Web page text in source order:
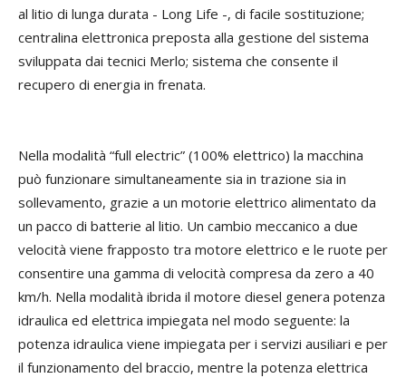
al litio di lunga durata - Long Life -, di facile sostituzione;
centralina elettronica preposta alla gestione del sistema
sviluppata dai tecnici Merlo; sistema che consente il
recupero di energia in frenata.
Nella modalità “full electric” (100% elettrico) la macchina
può funzionare simultaneamente sia in trazione sia in
sollevamento, grazie a un motorie elettrico alimentato da
un pacco di batterie al litio. Un cambio meccanico a due
velocità viene frapposto tra motore elettrico e le ruote per
consentire una gamma di velocità compresa da zero a 40
km/h. Nella modalità ibrida il motore diesel genera potenza
idraulica ed elettrica impiegata nel modo seguente: la
potenza idraulica viene impiegata per i servizi ausiliari e per
il funzionamento del braccio, mentre la potenza elettrica